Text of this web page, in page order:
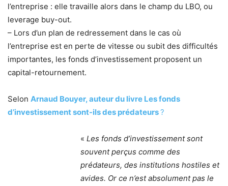
l’entreprise : elle travaille alors dans le champ du LBO, ou
leverage buy-out.
– Lors d’un plan de redressement dans le cas où
l’entreprise est en perte de vitesse ou subit des difficultés
importantes, les fonds d’investissement proposent un
capital-retournement.
Selon Arnaud Bouyer, auteur du livre Les fonds
d’investissement sont-ils des prédateurs?
« Les fonds d’investissement sont
souvent perçus comme des
prédateurs, des institutions hostiles et
avides. Or ce n’est absolument pas le